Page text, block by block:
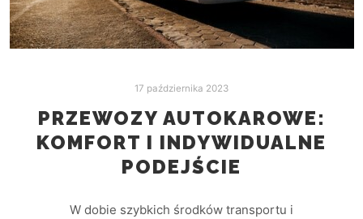
17 października 2023
PRZEWOZY AUTOKAROWE:
KOMFORT I INDYWIDUALNE
PODEJŚCIE
W dobie szybkich środków transportu i